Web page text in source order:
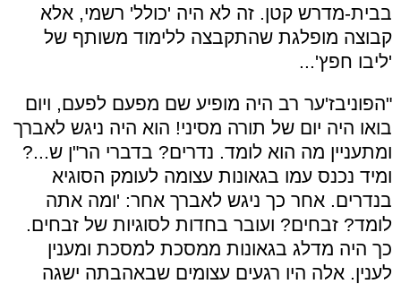
בבית-מדרש קטן. זה לא היה 'כולל' רשמי, אלא
קבוצה מופלגת שהתקבצה ללימוד משותף של
'ליבו חפץ'...
"הפוניבז'ער רב היה מופיע שם מפעם לפעם, ויום
בואו היה יום של תורה מסיני! הוא היה ניגש לאברך
ומתעניין מה הוא לומד. נדרים? בדברי הר"ן ש...?
ומיד נכנס עמו בגאונות עצומה לעומק הסוגיא
בנדרים. אחר כך ניגש לאברך אחר: 'ומה אתה
לומד? זבחים? ועובר בחדות לסוגיות של זבחים.
כך היה מדלג בגאונות ממסכת למסכת ומענין
לענין. אלה היו רגעים עצומים שבאהבתה ישגה